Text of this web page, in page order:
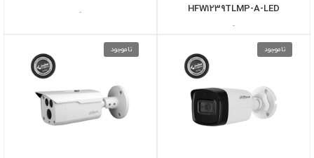
HFW1239TLMP-A-LED
-
-
ناموجود ناموجود